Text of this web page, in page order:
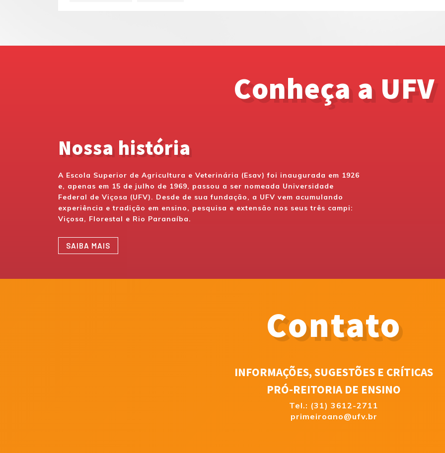
Conheça a UFV
Nossa história
A Escola Superior de Agricultura e Veterinária (Esav) foi inaugurada em 1926
e, apenas em 15 de julho de 1969, passou a ser nomeada Universidade
Federal de Viçosa (UFV). Desde de sua fundação, a UFV vem acumulando
experiência e tradição em ensino, pesquisa e extensão nos seus três campi:
Viçosa, Florestal e Rio Paranaíba.
SAIBA MAIS
Contato
INFORMAÇÕES, SUGESTÕES E CRÍTICAS
PRÓ-REITORIA DE ENSINO
Tel.: (31) 3612-2711
primeiroano@ufv.br